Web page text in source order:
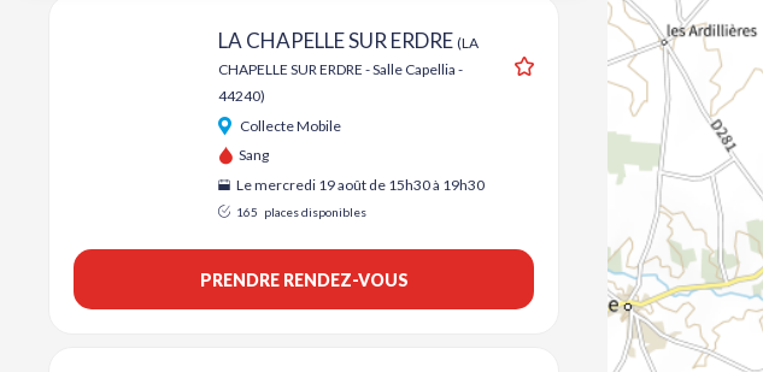
LA CHAPELLE SUR ERDRE (LA
CHAPELLE SUR ERDRE - Salle Capellia -
44240)
Ajouter aux favoris
Collecte Mobile
Sang
Le mercredi 19 août de 15h30 à 19h30
165 places disponibles
PRENDRE RENDEZ-VOUS